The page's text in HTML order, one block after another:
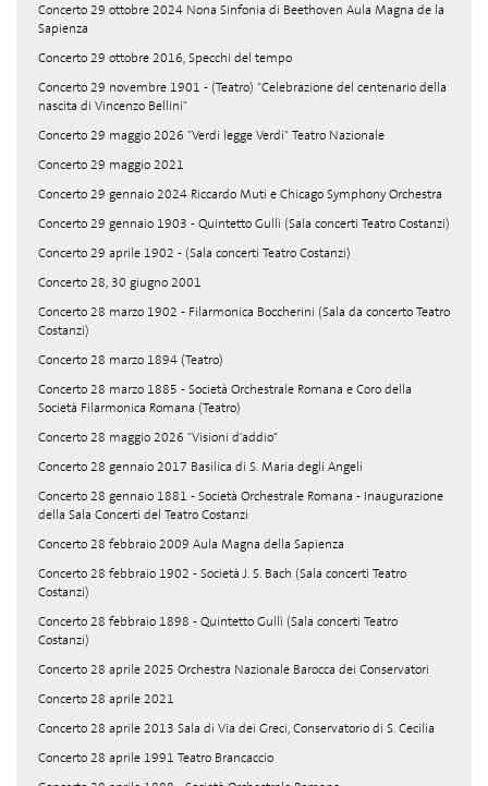
Concerto 29 ottobre 2024 Nona Sinfonia di Beethoven Aula Magna de la
Sapienza
Concerto 29 ottobre 2016, Specchi del tempo
Concerto 29 novembre 1901 - (Teatro) "Celebrazione del centenario della
nascita di Vincenzo Bellini"
Concerto 29 maggio 2026 "Verdi legge Verdi" Teatro Nazionale
Concerto 29 maggio 2021
Concerto 29 gennaio 2024 Riccardo Muti e Chicago Symphony Orchestra
Concerto 29 gennaio 1903 - Quintetto Gullì (Sala concerti Teatro Costanzi)
Concerto 29 aprile 1902 - (Sala concerti Teatro Costanzi)
Concerto 28, 30 giugno 2001
Concerto 28 marzo 1902 - Filarmonica Boccherini (Sala da concerto Teatro
Costanzi)
Concerto 28 marzo 1894 (Teatro)
Concerto 28 marzo 1885 - Società Orchestrale Romana e Coro della
Società Filarmonica Romana (Teatro)
Concerto 28 maggio 2026 "Visioni d'addio"
Concerto 28 gennaio 2017 Basilica di S. Maria degli Angeli
Concerto 28 gennaio 1881 - Società Orchestrale Romana - Inaugurazione
della Sala Concerti del Teatro Costanzi
Concerto 28 febbraio 2009 Aula Magna della Sapienza
Concerto 28 febbraio 1902 - Società J. S. Bach (Sala concerti Teatro
Costanzi)
Concerto 28 febbraio 1898 - Quintetto Gullì (Sala concerti Teatro
Costanzi)
Concerto 28 aprile 2025 Orchestra Nazionale Barocca dei Conservatori
Concerto 28 aprile 2021
Concerto 28 aprile 2013 Sala di Via dei Greci, Conservatorio di S. Cecilia
Concerto 28 aprile 1991 Teatro Brancaccio